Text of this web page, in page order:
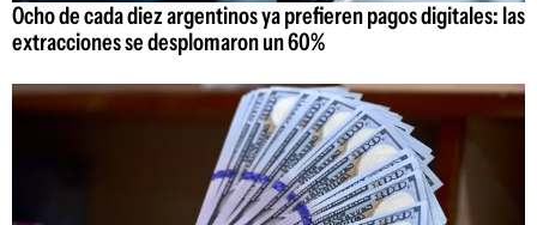
Ocho de cada diez argentinos ya prefieren pagos digitales: las
extracciones se desplomaron un 60%